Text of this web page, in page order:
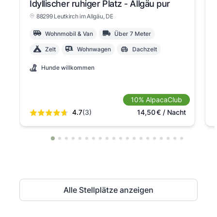
Idyllischer ruhiger Platz - Allgäu pur
88299 Leutkirch im Allgäu, DE
Wohnmobil & Van Über 7 Meter
Zelt Wohnwagen Dachzelt
Hunde willkommen
4.7(3)
10% AlpacaClub
14,50€/ Nacht
Alle Stellplätze anzeigen